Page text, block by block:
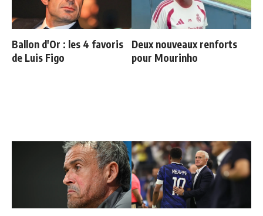
Ballon d'Or : les 4 favoris
de Luis Figo
Deux nouveaux renforts
pour Mourinho